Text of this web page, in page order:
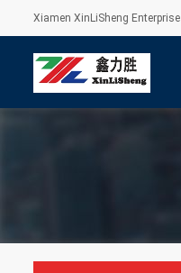
Xiamen XinLiSheng